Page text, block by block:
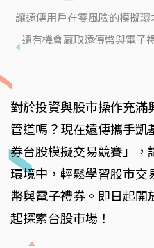
讓遠傳用戶在零風險的模擬
還有機會贏取遠傳幣與電子
對於投資與股市操作充滿
管道嗎？現在遠傳攜手凱
券台股模擬交易競賽」，
環境中，輕鬆學習股市交
幣與電子禮券。即日起
起探索台股市場！